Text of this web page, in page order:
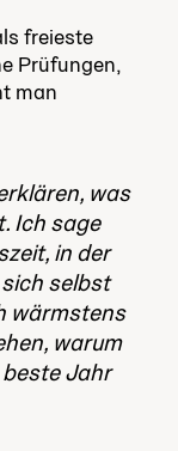
freieste
Prüfungen,
man
was
Ich sage
in der
selbst
wärmstens
warum
Jahr